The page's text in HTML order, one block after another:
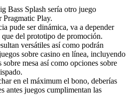
Bass Splash serí­a otro juego
Pragmatic Play.
pude ser dinámica, va a depender
del prototipo de promoción.
versátiles así­ como podrán
sobre casino en línea, incluyendo
sobre mesa así­ como opciones sobre
en el máximum el bono, deberías
antes juegos cumplimentan las